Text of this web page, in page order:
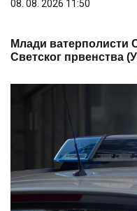
08. 08. 2026 11:50
Млади ватерполисти
Светског првенства